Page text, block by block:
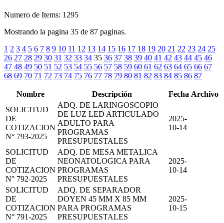
Numero de Items: 1295
Mostrando la pagina 35 de 87 paginas.
1 2 3 4 5 6 7 8 9 10 11 12 13 14 15 16 17 18 19 20 21 22 23 24 25
26 27 28 29 30 31 32 33 34 35 36 37 38 39 40 41 42 43 44 45 46
47 48 49 50 51 52 53 54 55 56 57 58 59 60 61 62 63 64 65 66 67
68 69 70 71 72 73 74 75 76 77 78 79 80 81 82 83 84 85 86 87
Nombre Descripción Fecha Archivo
SOLICITUD
DE
COTIZACION
N° 793-2025
ADQ. DE LARINGOSCOPIO
DE LUZ LED ARTICULADO
ADULTO PARA
PROGRAMAS
PRESUPUESTALES
2025-
10-14
SOLICITUD
DE
COTIZACION
N° 792-2025
ADQ. DE MESA METALICA
NEONATOLOGICA PARA
PROGRAMAS
PRESUPUESTALES
2025-
10-14
SOLICITUD
DE
COTIZACION
N° 791-2025
ADQ. DE SEPARADOR
DOYEN 45 MM X 85 MM
PARA PROGRAMAS
PRESUPUESTALES
2025-
10-15